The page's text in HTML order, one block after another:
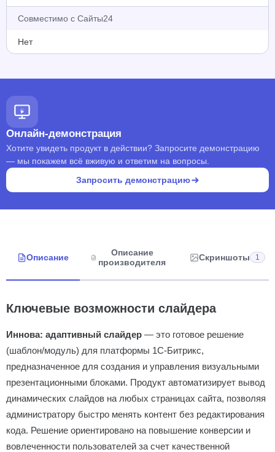
Совместимо с Сайты24
Нет
Онлайн-демонстрация
Хотите увидеть продукт в действии? Запросите демонстрацию
— мы покажем всё вживую и ответим на вопросы.
Запросить демонстрацию
Описание
Описание
производителя
Скриншоты 1
Ключевые возможности слайдера
Иннова: адаптивный слайдер — это готовое решение
(шаблон/модуль) для платформы 1С-Битрикс,
предназначенное для создания и управления визуальными
презентационными блоками. Продукт автоматизирует вывод
динамических слайдов на любых страницах сайта, позволяя
администратору быстро менять контент без редактирования
кода. Решение ориентировано на повышение конверсии и
вовлеченности пользователей за счет качественной